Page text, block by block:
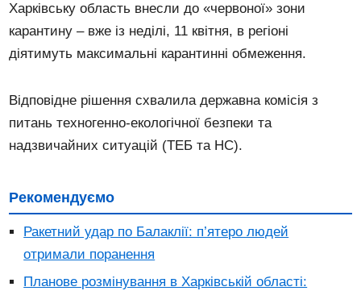
Харківську область внесли до «червоної» зони
карантину – вже із неділі, 11 квітня, в регіоні
діятимуть максимальні карантинні обмеження.
Відповідне рішення схвалила державна комісія з
питань техногенно-екологічної безпеки та
надзвичайних ситуацій (ТЕБ та НС).
Рекомендуємо
Ракетний удар по Балаклії: п’ятеро людей
отримали поранення
Планове розмінування в Харківській області: